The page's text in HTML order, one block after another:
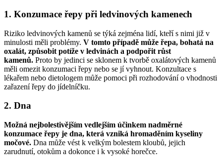
1. Konzumace řepy při ledvinových kamenech
Riziko ledvinových kamenů se týká zejména lidí, kteří s nimi již v
minulosti měli problémy. V tomto případě může řepa, bohatá na
oxalát, způsobit potíže v ledvinách a podpořit růst
kamenů. Proto by jedinci se sklonem k tvorbě oxalátových kamenů
měli omezit konzumaci řepy nebo se jí vyhnout. Konzultace s
lékařem nebo dietologem může pomoci při rozhodování o vhodnosti
zařazení řepy do jídelníčku.
2. Dna
Možná nejbolestivějším vedlejším účinkem nadměrné
konzumace řepy je dna, která vzniká hromaděním kyseliny
močové. Dna může vést k velkým bolestem kloubů, jejich
zarudnutí, otokům a dokonce i k vysoké horečce.